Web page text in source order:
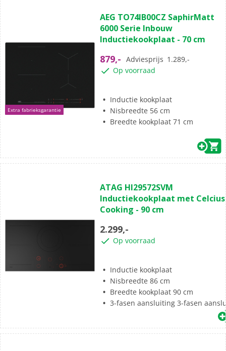
Extra fabrieksgarantie
van
de
5
59
beoordelingen
AEG TO74IB00CZ SaphirMatt
6000 Serie Inbouw
Inductiekookplaat - 70 cm
879,- Adviesprijs 1.289,-
Op voorraad
Inductie kookplaat
Nisbreedte 56 cm
Breedte kookplaat 71 cm
van
de
5
ATAG HI29572SVM
Inductiekookplaat met Celcius
Cooking - 90 cm
2.299,-
Op voorraad
Inductie kookplaat
Nisbreedte 86 cm
Breedte kookplaat 90 cm
3-fasen aansluiting 3-fasen